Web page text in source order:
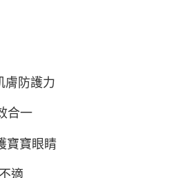
膚防護力
合一
寶寶眼睛
適